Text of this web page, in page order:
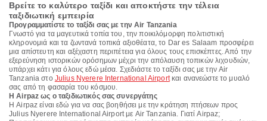
Βρείτε το καλύτερο ταξίδι και αποκτήστε την τέλεια
ταξιδιωτική εμπειρία
Προγραμματίστε το ταξίδι σας με την Air Tanzania
Γνωστό για τα μαγευτικά τοπία του, την ποικιλόμορφη πολιτιστική
κληρονομιά και τα ζωντανά τοπικά αξιοθέατα, το Dar es Salaam προσφέρει
μια απίστευτη και αξέχαστη περιπέτεια για όλους τους επισκέπτες. Από την
εξερεύνηση ιστορικών ορόσημων μέχρι την απόλαυση τοπικών λιχουδιών,
υπάρχει κάτι για όλους εδώ μέσα. Σχεδιάστε το ταξίδι σας με την Air
Tanzania στο Julius Nyerere International Airportκαι ανανεώστε το μυαλό
σας από τη φασαρία του κόσμου.
Η Airpaz ως ο ταξιδιωτικός σας συνεργάτης
Η Airpaz είναι εδώ για να σας βοηθήσει με την κράτηση πτήσεων προς
Julius Nyerere International Airport με Air Tanzania. Γιατί Airpaz;